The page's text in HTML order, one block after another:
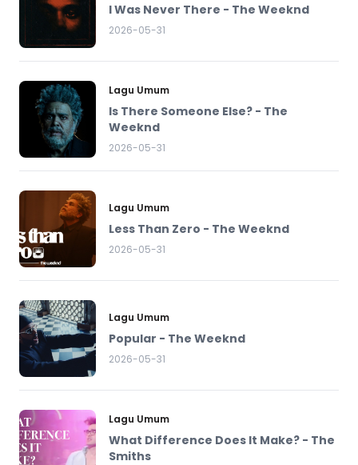
I Was Never There - The Weeknd
2026-05-31
Lagu Umum
Is There Someone Else? - The
Weeknd
2026-05-31
Lagu Umum
Less Than Zero - The Weeknd
2026-05-31
Lagu Umum
Popular - The Weeknd
2026-05-31
Lagu Umum
What Difference Does It Make? - The
Smiths